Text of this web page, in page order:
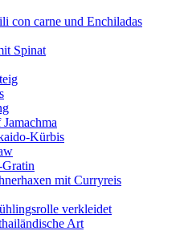
con carne und Enchiladas
Spinat
Kürbis
mit Curryreis
verkleidet
Art